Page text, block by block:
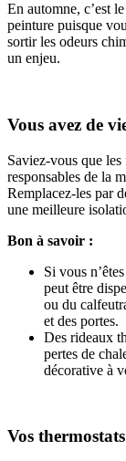
En automne, c’est
peinture puisque
sortir les odeurs
un enjeu.
Vous avez de
Saviez-vous que les
responsables de la
Remplacez-les par
une meilleure
Bon à savoir :
Si vous
peut être
ou du
et des portes.
Des rideaux
pertes de
décorative à
Vos